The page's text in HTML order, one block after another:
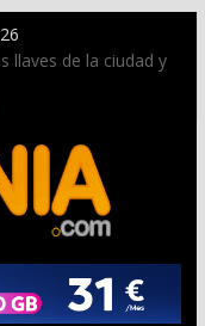
llaves de la ciudad y
Entraeta Festera
de 50.000 imágenes
calle Marqués de
agosto a
Jardins de